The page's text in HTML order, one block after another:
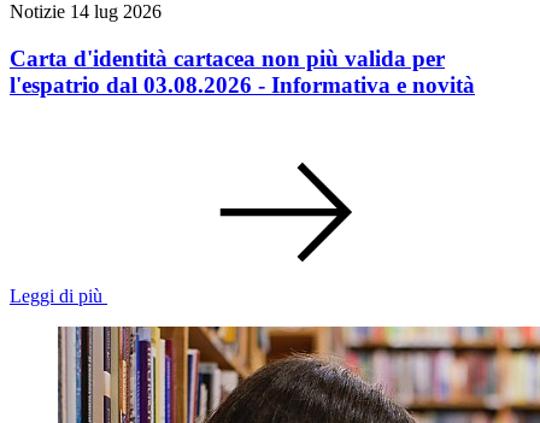
Notizie 14 lug 2026
Carta d'identità cartacea non più valida per
l'espatrio dal 03.08.2026 - Informativa e novità
Leggi di più